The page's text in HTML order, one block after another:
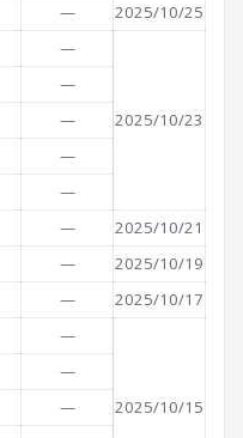
—
2025/10/25
—
2025/10/23
—
—
—
—
—
2025/10/21
—
2025/10/19
—
2025/10/17
—
2025/10/15
—
—